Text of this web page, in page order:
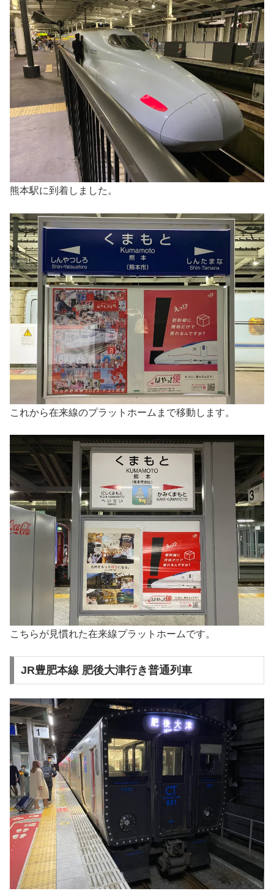
熊本駅に到着しました。
これから在来線のプラットホームまで移動します。
こちらが見慣れた在来線プラットホームです。
JR豊肥本線 肥後大津行き普通列車